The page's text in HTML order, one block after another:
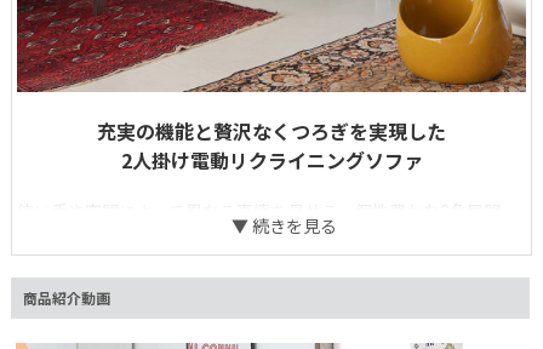
充実の機能と贅沢なくつろぎを実現した
2人掛け電動リクライニングソファ
使い手や空間によって異なる表情を見せる、個性豊かな2色展開。
色選びからお愉しみください。 受注生産でお届けまでに時間がか
かるがゆえ、どこに置くか、何と合わせるか、自ずと理想のインテ
リアと向き合う時間ができます。 悩み、待つ時間を経て、心躍る
体験をお届けしたい。
商品紹介動画